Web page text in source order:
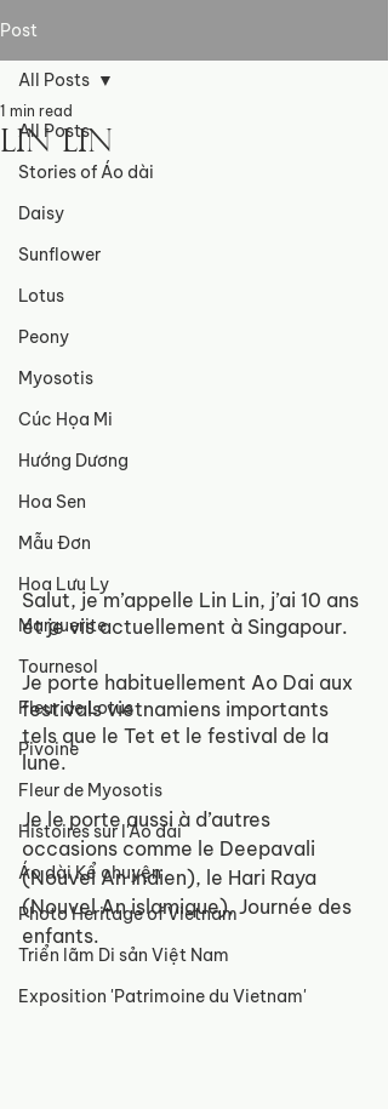
Post
All Posts
Stories of Áo dài
Daisy
Sunflower
Lotus
Peony
Myosotis
Cúc Họa Mi
Hướng Dương
Hoa Sen
Mẫu Đơn
Hoa Lưu Ly
Marguerite
Tournesol
Fleur de Lotus
Pivoine
Fleur de Myosotis
Histoires sur l'Áo dài
Áo dài Kể chuyện
Photo Heritage of Vietnam
Triển lãm Di sản Việt Nam
Exposition 'Patrimoine du Vietnam'
All Posts
Lin Lin
1 min read
Salut, je m’appelle Lin Lin, j’ai 10 ans
et je vis actuellement à Singapour.
Je porte habituellement Ao Dai aux
festivals vietnamiens importants
tels que le Tet et le festival de la
lune.
Je le porte aussi à d’autres
occasions comme le Deepavali
(Nouvel An indien), le Hari Raya
(Nouvel An islamique), Journée des
enfants.